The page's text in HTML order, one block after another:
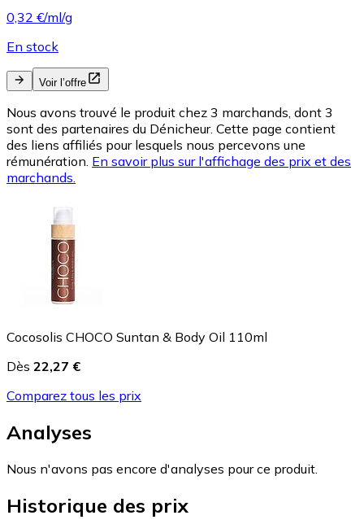
0,32 €/ml/g
En stock
Voir l’offre
Nous avons trouvé le produit chez 3 marchands, dont 3
sont des partenaires du Dénicheur. Cette page contient
des liens affiliés pour lesquels nous percevons une
rémunération. En savoir plus sur l'affichage des prix et des
marchands.
Cocosolis CHOCO Suntan & Body Oil 110ml
Dès 22,27 €
Comparez tous les prix
Analyses
Nous n'avons pas encore d'analyses pour ce produit.
Historique des prix